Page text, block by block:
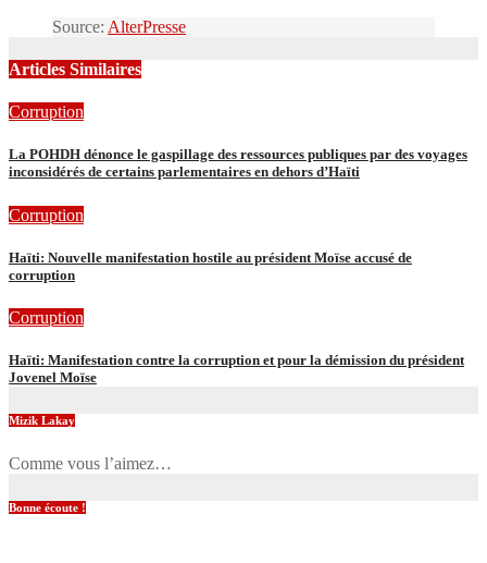
Source: AlterPresse
Articles Similaires
Corruption
La POHDH dénonce le gaspillage des ressources publiques par des voyages
inconsidérés de certains parlementaires en dehors d’Haïti
Corruption
Haïti: Nouvelle manifestation hostile au président Moïse accusé de
corruption
Corruption
Haïti: Manifestation contre la corruption et pour la démission du président
Jovenel Moïse
Mizik Lakay
Comme vous l’aimez…
Bonne écoute !